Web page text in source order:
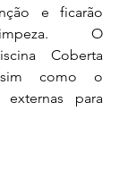
e ficarão
O
Coberta
como o
para